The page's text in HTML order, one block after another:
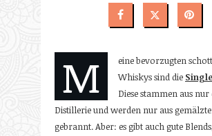
M
eine bevorzugten
Whiskys sind die
Diese stammen aus
Distillerie und werden nur aus
gebrannt. Aber: es gibt auch gute